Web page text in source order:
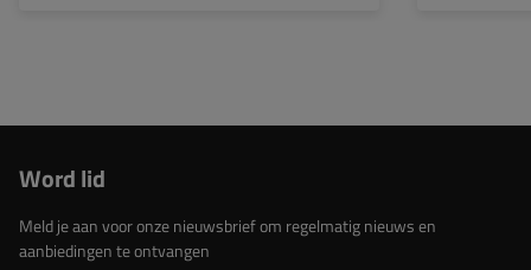
Word lid
Meld je aan voor onze nieuwsbrief om regelmatig nieuws en
aanbiedingen te ontvangen